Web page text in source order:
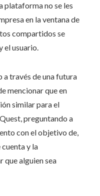
plataforma no se les
en la ventana de
compartidos se
el usuario.
a través de una futura
mencionar que en
similar para el
preguntando a
con el objetivo de,
y la
que alguien sea